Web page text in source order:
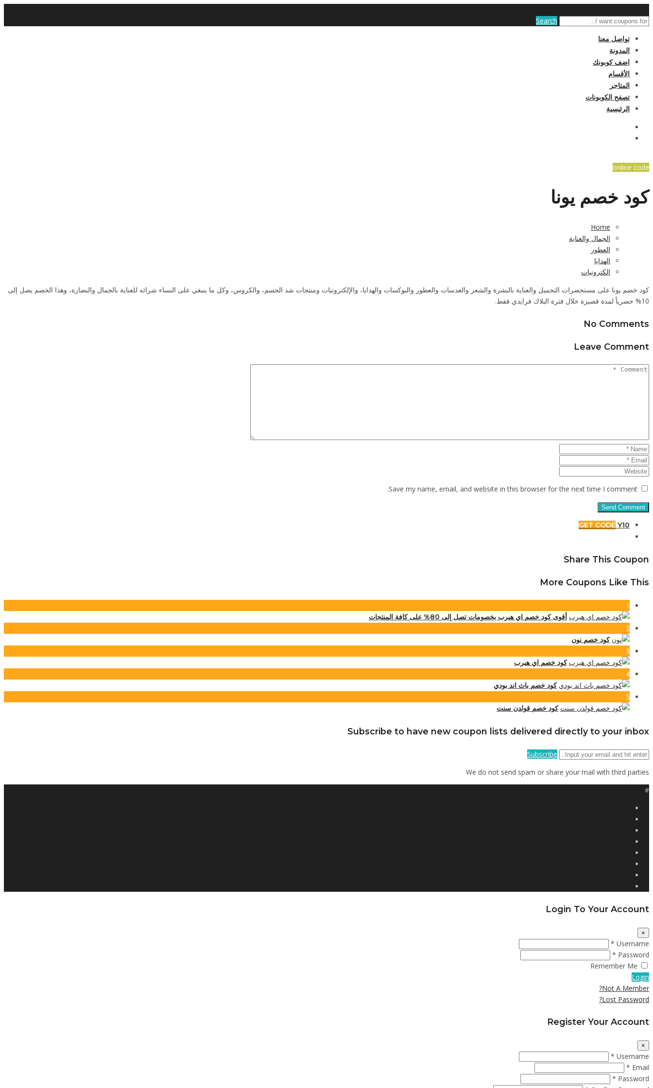
Search
تواصل معنا
المدونة
اضف كوبونك
الأقسام
المتاجر
تصفح الكوبونات
الرئيسية
online code
كود خصم يونا
Home
الجمال والعناية
العطور
الهدايا
الكترونيات
كود خصم يونا على مستحضرات التجميل والعناية بالبشرة والشعر والعدسات والعطور والبوكسات والهدايا، والإلكترونيات ومنتجات شد الجسم، والكروس، وكل ما ينبغي على النساء شرائه للعناية بالجمال والنضارة، وهذا الخصم يصل إلى
10% حصرياً لمدة قصيرة خلال فترة البلاك فرايدي فقط.
No Comments
Leave Comment
Save my name, email, and website in this browser for the next time I comment.
GET CODE Y10
Share This Coupon
More Coupons Like This
1
أقوى كود خصم اي هيرب بخصومات تصل إلى 80% على كافة المنتجات
2
كود خصم نون
3
كود خصم اي هيرب
4
كود خصم باث اند بودي
5
كود خصم قولدن سنت
Subscribe to have new coupon lists delivered directly to your inbox
Subscribe
We do not send spam or share your mail with third parties
#
Login To Your Account
×
Username *
Password *
Remember Me
Login
Not A Member?
Lost Password?
Register Your Account
×
Username *
Email *
Password *